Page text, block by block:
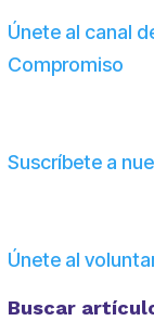
Únete al canal
Compromiso
Suscríbete a
Únete al
Buscar